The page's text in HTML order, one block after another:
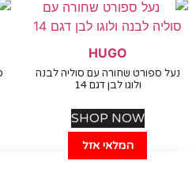
המלאי אזל
HUGO
ספורט שחורה עם סוליה לבנה
ולוגו לבן דגם 14
SHOP NOW